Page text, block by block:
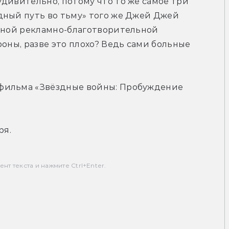
путь во тьму» того же Джей Джей
рекламно-благотворительной
разве это плохо? Ведь сами больные
«Звёздные войны: Пробуждение
текста и нажмите Ctrl+Enter.